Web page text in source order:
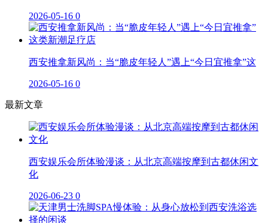
2026-05-16 0
西安推拿新风尚：当“脆皮年轻人”遇上“今日宜推拿”这
2026-05-16 0
最新文章
西安娱乐会所体验漫谈：从北京高端按摩到古都休闲文
化
2026-06-23 0